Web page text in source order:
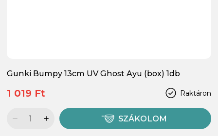
Gunki Bumpy 13cm UV Ghost Ayu (box) 1db
Raktáron
1 019 Ft
SZÁKOLOM